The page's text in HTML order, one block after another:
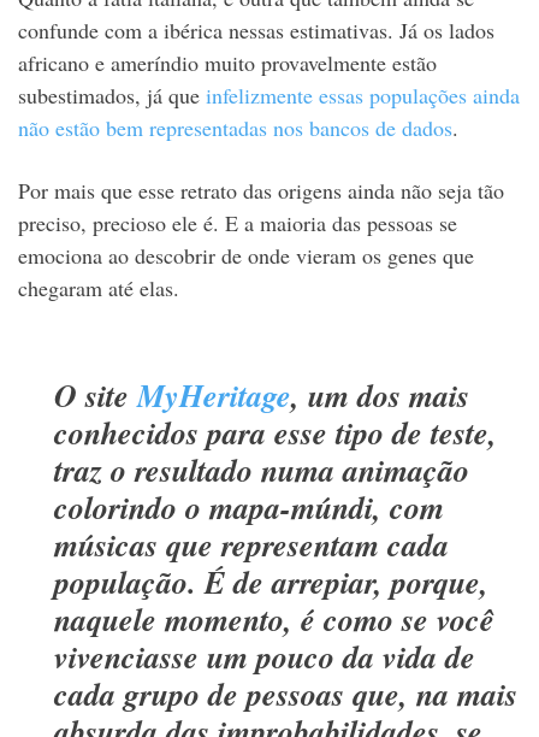
confunde com a ibérica nessas estimativas. Já os lados
africano e ameríndio muito provavelmente estão
subestimados, já que infelizmente essas populações ainda
não estão bem representadas nos bancos de dados.
Por mais que esse retrato das origens ainda não seja tão
preciso, precioso ele é. E a maioria das pessoas se
emociona ao descobrir de onde vieram os genes que
chegaram até elas.
O siteMyHeritage, um dos mais
conhecidos para esse tipo de teste,
traz o resultado numa animação
colorindo o mapa-múndi, com
músicas que representam cada
população. É de arrepiar, porque,
naquele momento, é como se você
vivenciasse um pouco da vida de
cada grupo de pessoas que, na mais